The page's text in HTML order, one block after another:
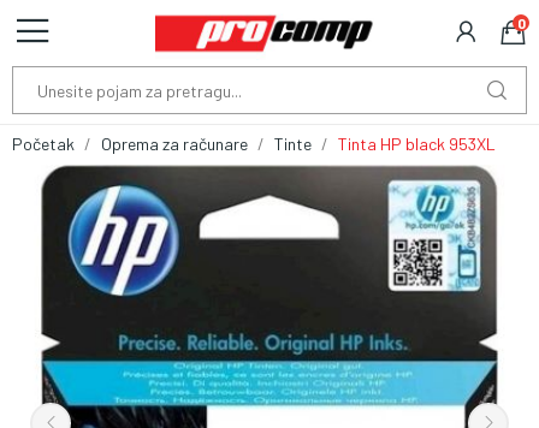
0
Početak Oprema za računare Tinte Tinta HP black 953XL